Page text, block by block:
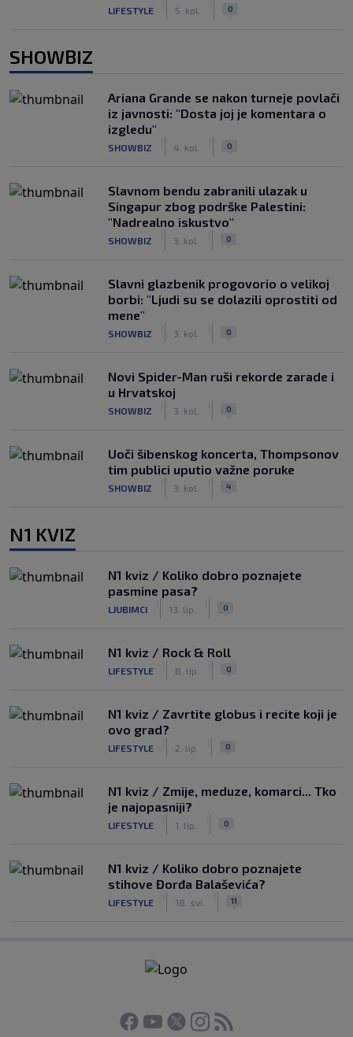
LIFESTYLE 5. kol. 0
SHOWBIZ
Ariana Grande se nakon turneje povlači
iz javnosti: "Dosta joj je komentara o
izgledu"
SHOWBIZ 4. kol. 0
Slavnom bendu zabranili ulazak u
Singapur zbog podrške Palestini:
"Nadrealno iskustvo"
SHOWBIZ 3. kol. 0
Slavni glazbenik progovorio o velikoj
borbi: "Ljudi su se dolazili oprostiti od
mene"
SHOWBIZ 3. kol. 0
Novi Spider-Man ruši rekorde zarade i
u Hrvatskoj
SHOWBIZ 3. kol. 0
Uoči šibenskog koncerta, Thompsonov
tim publici uputio važne poruke
SHOWBIZ 3. kol. 4
N1 KVIZ
N1 kviz / Koliko dobro poznajete
pasmine pasa?
LJUBIMCI 13. lip. 0
N1 kviz / Rock & Roll
LIFESTYLE 8. lip. 0
N1 kviz / Zavrtite globus i recite koji je
ovo grad?
LIFESTYLE 2. lip. 0
N1 kviz / Zmije, meduze, komarci... Tko
je najopasniji?
LIFESTYLE 1. lip. 0
N1 kviz / Koliko dobro poznajete
stihove Đorđa Balaševića?
LIFESTYLE 18. svi. 11